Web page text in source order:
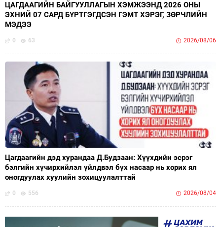
ЦАГДААГИЙН БАЙГУУЛЛАГЫН ХЭМЖЭЭНД 2026 ОНЫ
ЭХНИЙ 07 САРД БҮРТГЭГДСЭН ГЭМТ ХЭРЭГ, ЗӨРЧЛИЙН
МЭДЭЭ
0 63 2026/08/06
Цагдаагийн дэд хурандаа Д.Будзаан: Хүүхдийн эсрэг
бэлгийн хүчирхийлэл үйлдвэл бүх насаар нь хорих ял
оногдуулах хуулийн зохицуулалттай
0 556 2026/08/04